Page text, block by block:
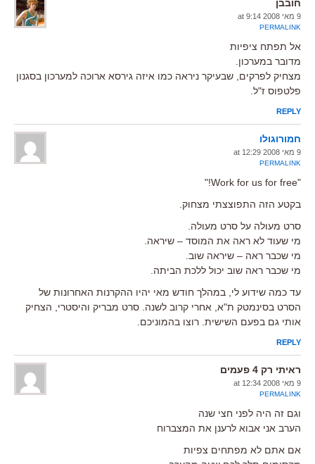
חובבן
9 מאי 2008 at 9:14
PERMALINK
אל תפתח ציפיות
מדובר במערכון.
מצחיק לפרקים, שבעיקר ניראה כמו איזה גירסא ארוכה למערכון בסגנון
פלטפוס ז"ל.
REPLY
חמורוגולו
9 מאי 2008 at 12:29
PERMALINK
"Work for us for free!"
בקטע הזה התפוצצתי מצחוק.
סרט מעולה על סרט מעולה.
מי שעוד לא ראה את המוסד – שיראה.
מי שכבר ראה – שיראה שוב.
מי שכבר ראה שוב יכול ללכת הביתה.
עד כמה שידוע לי, במהלך חודש מאי יהיו ההקרנות האחרונות של
הסרט בסינמטק ת"א, אחרי קרוב לשנה. סרט מבריק והיסטרי, הצחיק
אותי גם בפעם השישית. רוצו בהמוניכם.
REPLY
ראיתי רק 4 פעמים
9 מאי 2008 at 12:34
PERMALINK
וגם זה היה לפני חצי שנה
הערב אני אבוא לרענן את המצברוח
אם אתם לא מפתחים צפיות